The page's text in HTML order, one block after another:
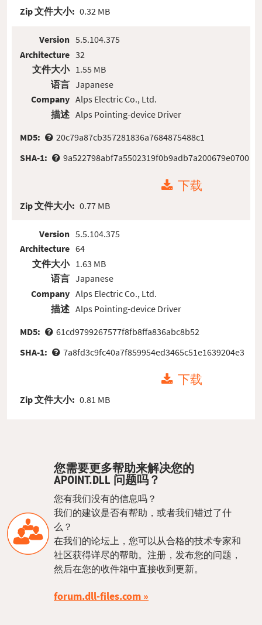
Zip 文件大小: 0.32 MB
Version
Architecture
文件大小
语言
Company
描述
5.5.104.375
32
1.55 MB
Japanese
Alps Electric Co., Ltd.
Alps Pointing-device Driver
MD5:
20c79a87cb357281836a7684875488c1
SHA-1:
9a522798abf7a5502319f0b9adb7a200679e0700
下载
Zip 文件大小: 0.77 MB
Version
Architecture
文件大小
语言
Company
描述
5.5.104.375
64
1.63 MB
Japanese
Alps Electric Co., Ltd.
Alps Pointing-device Driver
MD5:
61cd9799267577f8fb8ffa836abc8b52
SHA-1:
7a8fd3c9fc40a7f859954ed3465c51e1639204e3
下载
Zip 文件大小: 0.81 MB
您需要更多帮助来解决您的
APOINT.DLL 问题吗？
您有我们没有的信息吗？
我们的建议是否有帮助，或者我们错过了什
么？
在我们的论坛上，您可以从合格的技术专家和
社区获得详尽的帮助。注册，发布您的问题，
然后在您的收件箱中直接收到更新。
forum.dll-files.com